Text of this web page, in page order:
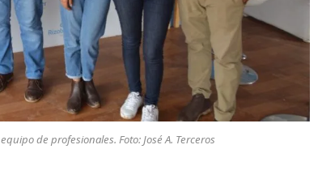
de profesionales. Foto: José A. Terceros